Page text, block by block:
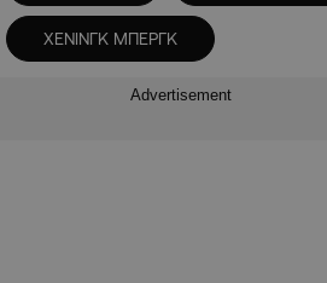
ΧΕΝΙΝΓΚ ΜΠΕΡΓΚ
Advertisement